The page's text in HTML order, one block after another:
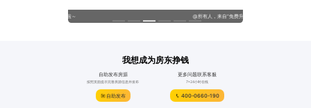
@所有人，来自“免费升房”的邀请！
我想成为房东挣钱
自助发布房源
按照页面提示完善房源信息并发布
自助发布
更多问题联系客服
7*24小时在线
400-0660-190